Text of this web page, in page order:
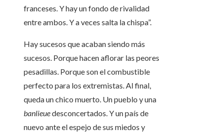
franceses. Y hay un fondo de rivalidad
entre ambos. Y a veces salta la chispa”.
Hay sucesos que acaban siendo más
sucesos. Porque hacen aflorar las peores
pesadillas. Porque son el combustible
perfecto para los extremistas. Al final,
queda un chico muerto. Un pueblo y una
banlieuedesconcertados. Y un país de
nuevo ante el espejo de sus miedos y